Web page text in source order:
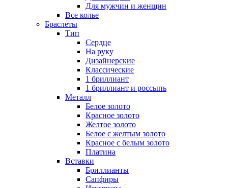
Для мужчин и женщин
Все колье
Браслеты
Тип
Сердце
На руку
Дизайнерские
Классические
1 бриллиант
1 бриллиант и россыпь
Металл
Белое золото
Красное золото
Желтое золото
Белое с желтым золото
Красное с белым золото
Платина
Вставки
Бриллианты
Сапфиры